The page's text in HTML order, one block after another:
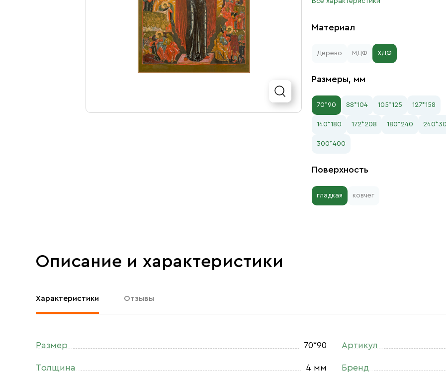
Материал
Дерево МДФ ХДФ
Размеры, мм
70*90 88*104 105*125 127*158
140*180 172*208 180*240
300*400
Поверхность
гладкая ковчег
Описание и характеристики
Характеристики Отзывы
Размер 70*90
Толщина 4 мм
Артикул
Бренд